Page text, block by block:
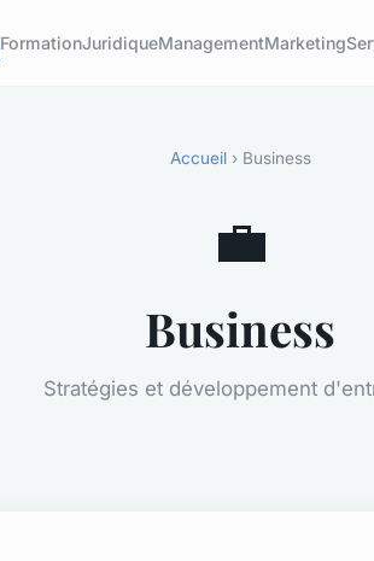
FormationJuridiqueManagementMarketing
Accueil› Business
💼
Business
Stratégies et développement